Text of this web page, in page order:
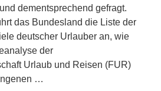
dementsprechend gefragt.
das Bundesland die Liste der
deutscher Urlauber an, wie
der
Urlaub und Reisen (FUR)
…